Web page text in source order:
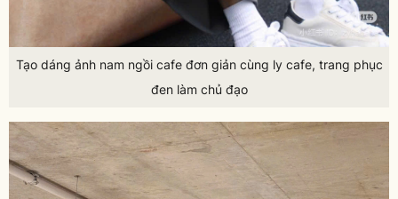
Tạo dáng ảnh nam ngồi cafe đơn giản cùng ly cafe, trang phục
đen làm chủ đạo